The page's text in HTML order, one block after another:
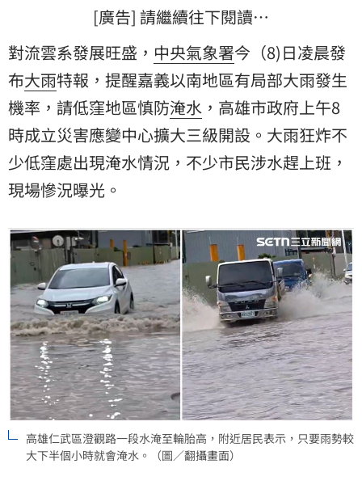
[廣告] 請繼續往下閱讀…
對流雲系發展旺盛， 中央氣象署今（8)日凌晨發
布大雨特報，提醒嘉義以南地區有局部大雨發生
機率，請低窪地區慎防淹水 ，高雄市政府上午8
時成立災害應變中心擴大三級開設。大雨狂炸不
少低窪處出現淹水情況，不少市民涉水趕上班，
現場慘況曝光。
高雄仁武區澄觀路一段水淹至輪胎高，附近居民表示，只要雨勢較
大下半個小時就會淹水。（圖／翻攝畫面）